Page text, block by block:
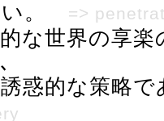
い。
=>
な世界の享
誘惑的な策略